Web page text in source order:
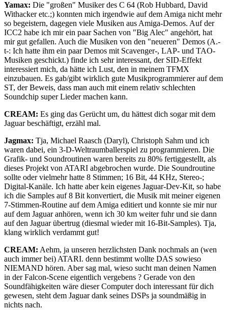
Yamax: Die "großen" Musiker des C 64 (Rob Hubbard, David
Withacker etc.;) konnten mich irgendwie auf dem Amiga nicht mehr
so begeistern, dagegen viele Musiken aus Amiga-Demos. Auf der
ICC2 habe ich mir ein paar Sachen von "Big Alec" angehört, hat
mir gut gefallen. Auch die Musiken von den "neueren" Demos (A.-
t-: Ich hatte ihm ein paar Demos mit Scavenger-, LAP- und TAO-
Musiken geschickt.) finde ich sehr interessant, der SID-Effekt
interessiert mich, da hätte ich Lust, den in meinem TFMX
einzubauen. Es gab/gibt wirklich gute Musikprogrammierer auf dem
ST, der Beweis, dass man auch mit einem relativ schlechten
Soundchip super Lieder machen kann.
CREAM: Es ging das Gerücht um, du hättest dich sogar mit dem
Jaguar beschäftigt, erzähl mal.
Jagmax: Tja, Michael Raasch (Daryl), Christoph Sahm und ich
waren dabei, ein 3-D-Weltraumballerspiel zu programmieren. Die
Grafik- und Soundroutinen waren bereits zu 80% fertiggestellt, als
dieses Projekt von ATARI abgebrochen wurde. Die Soundroutine
sollte oder vielmehr hatte 8 Stimmen; 16 Bit, 44 KHz, Stereo-;
Digital-Kanäle. Ich hatte aber kein eigenes Jaguar-Dev-Kit, so habe
ich die Samples auf 8 Bit konvertiert, die Musik mit meiner eigenen
7-Stimmen-Routine auf dem Amiga editiert und konnte sie mir nur
auf dem Jaguar anhören, wenn ich 30 km weiter fuhr und sie dann
auf den Jaguar übertrug (diesmal wieder mit 16-Bit-Samples). Tja,
klang wirklich verdammt gut!
CREAM: Aehm, ja unseren herzlichsten Dank nochmals an (wen
auch immer bei) ATARI. denn bestimmt wollte DAS sowieso
NIEMAND hören. Aber sag mal, wieso sucht man deinen Namen
in der Falcon-Scene eigentlich vergebens ? Gerade von den
Soundfähigkeiten wäre dieser Computer doch interessant für dich
gewesen, steht dem Jaguar dank seines DSPs ja soundmäßig in
nichts nach.